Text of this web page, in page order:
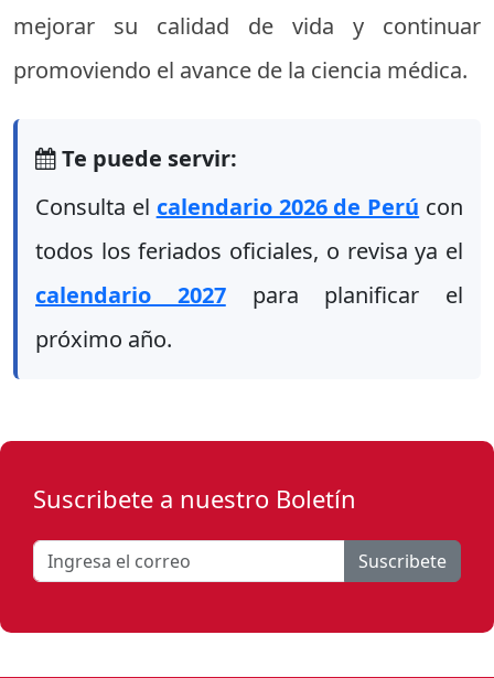
mejorar su calidad de vida y continuar
promoviendo el avance de la ciencia médica.
Te puede servir:
Consulta el calendario 2026 de Perú con
todos los feriados oficiales, o revisa ya el
calendario 2027para planificar el
próximo año.
Suscribete a nuestro Boletín
Suscribete